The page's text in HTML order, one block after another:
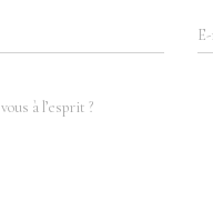
à l’esprit ?